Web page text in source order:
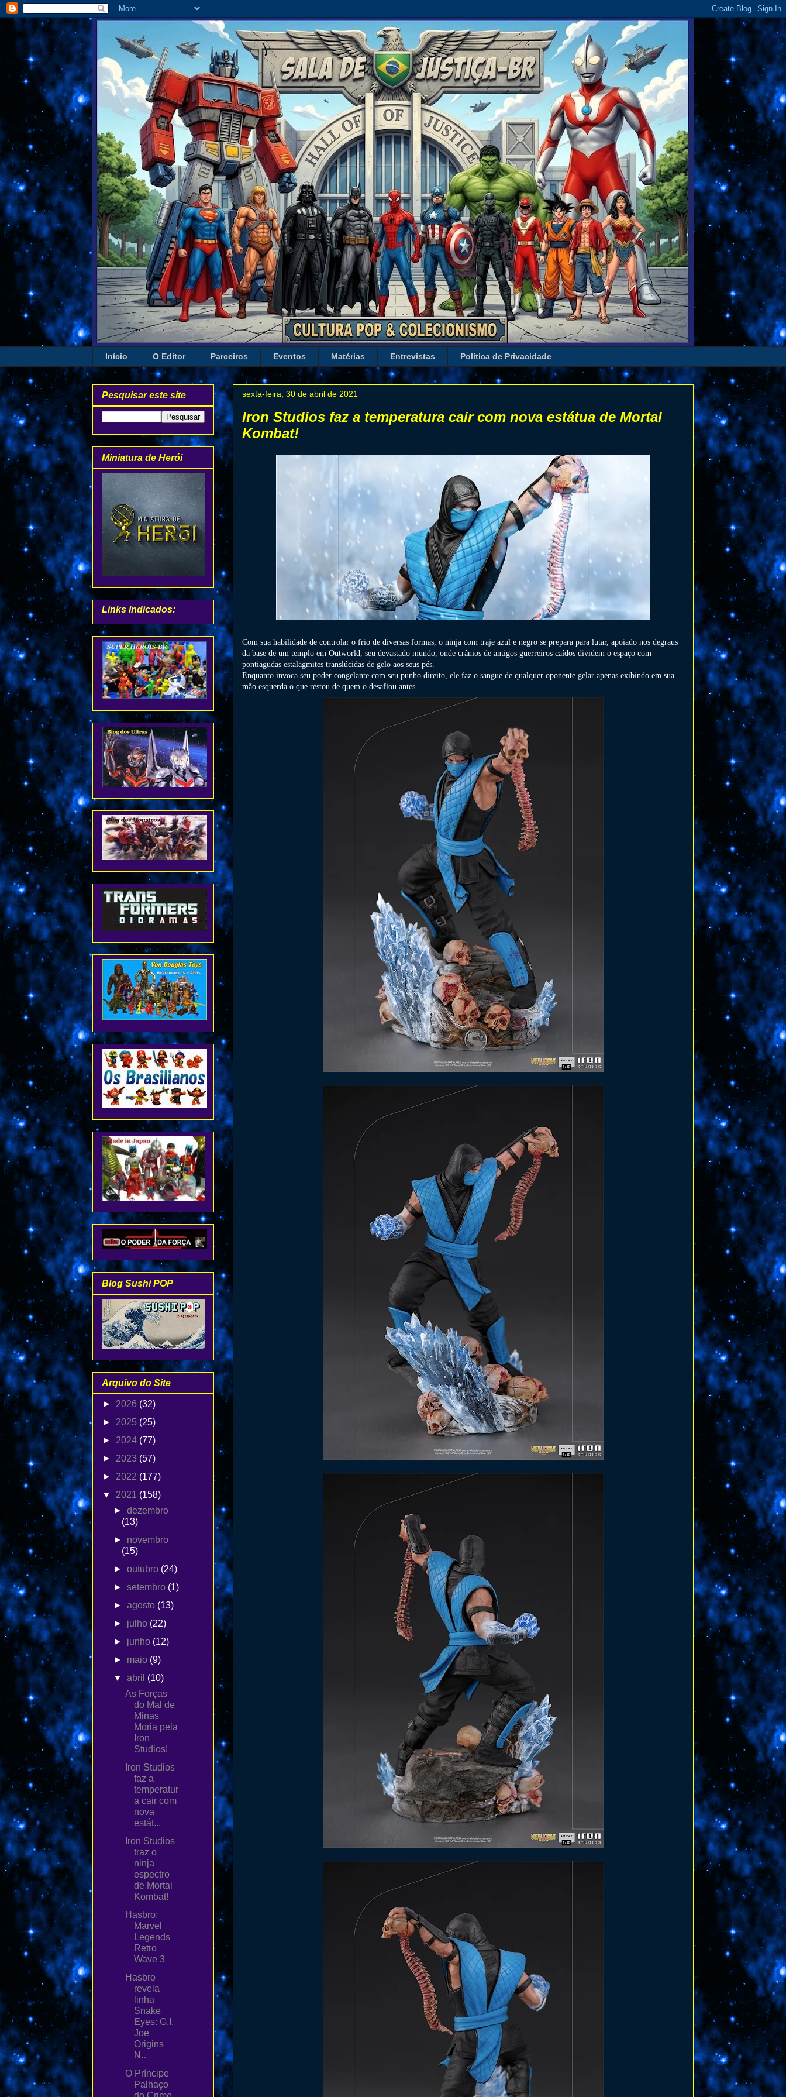
Início O Editor Parceiros Eventos Matérias Entrevistas Política de Privacidade
sexta-feira, 30 de abril de 2021
Iron Studios faz a temperatura cair com nova estátua de Mortal
Kombat!
Com sua habilidade de controlar o frio de diversas formas, o ninja com traje azul e negro se prepara para lutar, apoiado nos degraus
da base de um templo em Outworld, seu devastado mundo, onde crânios de antigos guerreiros caídos dividem o espaço com
pontiagudas estalagmites translúcidas de gelo aos seus pés.
Enquanto invoca seu poder congelante com seu punho direito, ele faz o sangue de qualquer oponente gelar apenas exibindo em sua
mão esquerda o que restou de quem o desafiou antes.
Pesquisar este site
Miniatura de Herói
Links Indicados:
Blog Sushi POP
Arquivo do Site
► 2026 (32)
► 2025 (25)
► 2024 (77)
► 2023 (57)
► 2022 (177)
▼ 2021 (158)
►dezembro
(13)
► novembro
(15)
►outubro (24)
►setembro (1)
►agosto (13)
► julho (22)
► junho (12)
► maio (9)
▼abril (10)
As Forças
do Mal de
Minas
Moria pela
Iron
Studios!
Iron Studios
faz a
temperatur
a cair com
nova
estát...
Iron Studios
traz o
ninja
espectro
de Mortal
Kombat!
Hasbro:
Marvel
Legends
Retro
Wave 3
Hasbro
revela
linha
Snake
Eyes: G.I.
Joe
Origins
N...
O Príncipe
Palhaço